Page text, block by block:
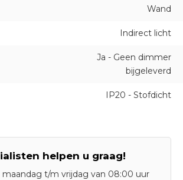
Wand
Indirect licht
Ja - Geen dimmer
bijgeleverd
IP20 - Stofdicht
helpen u graag!
maandag t/m vrijdag van 08:00 uur